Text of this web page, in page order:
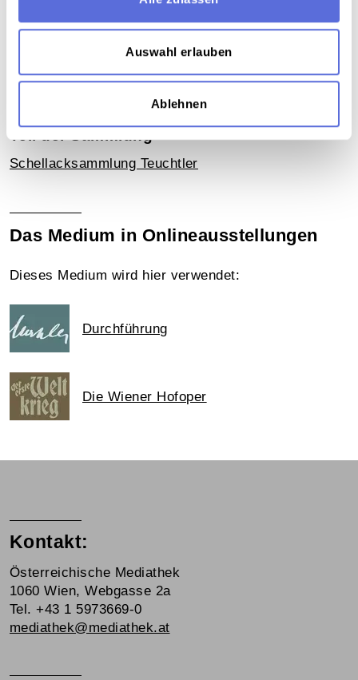
Auswahl erlauben
Ablehnen
Musik ; E-Musik,Vokalmusik - Oper,Publizierte
Schellacksammlung Teuchtler
Das Medium in Onlineausstellungen
Dieses Medium wird hier verwendet:
Durchführung
Die Wiener Hofoper
Kontakt:
Österreichische Mediathek
1060 Wien, Webgasse 2a
Tel. +43 1 5973669-0
mediathek@mediathek.at